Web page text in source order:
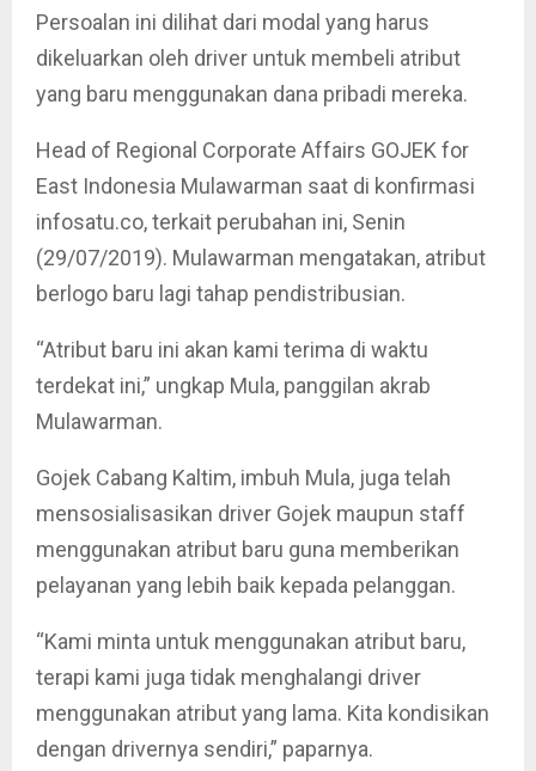
Persoalan ini dilihat dari modal yang harus
dikeluarkan oleh driver untuk membeli atribut
yang baru menggunakan dana pribadi mereka.
Head of Regional Corporate Affairs GOJEK for
East Indonesia Mulawarman saat di konfirmasi
infosatu.co, terkait perubahan ini, Senin
(29/07/2019). Mulawarman mengatakan, atribut
berlogo baru lagi tahap pendistribusian.
“Atribut baru ini akan kami terima di waktu
terdekat ini,” ungkap Mula, panggilan akrab
Mulawarman.
Gojek Cabang Kaltim, imbuh Mula, juga telah
mensosialisasikan driver Gojek maupun staff
menggunakan atribut baru guna memberikan
pelayanan yang lebih baik kepada pelanggan.
“Kami minta untuk menggunakan atribut baru,
terapi kami juga tidak menghalangi driver
menggunakan atribut yang lama. Kita kondisikan
dengan drivernya sendiri,” paparnya.